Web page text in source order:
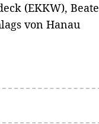
(EKKW), Beate
von Hanau